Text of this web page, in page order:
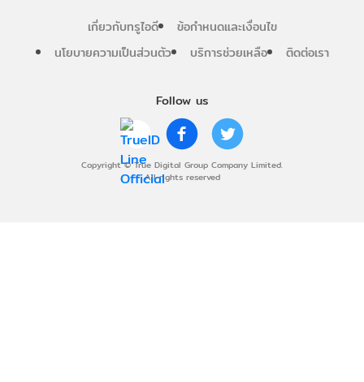
Follow us
Copyright © True Digital Group Company Limited.
All rights reserved
เกี่ยวกับทรูไอดี
ข้อกำหนดและเงื่อนไข
นโยบายความเป็นส่วนตัว
บริการช่วยเหลือ ติดต่อเรา